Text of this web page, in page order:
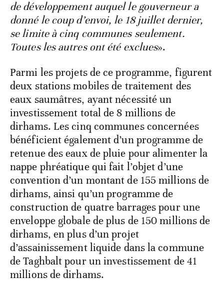
de développement auquel le gouverneur a
donné le coup d’envoi, le 18 juillet dernier,
se limite à cinq communes seulement.
Toutes les autres ont été exclues».
Parmi les projets de ce programme, figurent
deux stations mobiles de traitement des
eaux saumâtres, ayant nécessité un
investissement total de 8 millions de
dirhams. Les cinq communes concernées
bénéficient également d’un programme de
retenue des eaux de pluie pour alimenter la
nappe phréatique qui fait l’objet d’une
convention d’un montant de 155 millions de
dirhams, ainsi qu’un programme de
construction de quatre barrages pour une
enveloppe globale de plus de 150 millions de
dirhams, en plus d’un projet
d’assainissement liquide dans la commune
de Taghbalt pour un investissement de 41
millions de dirhams.